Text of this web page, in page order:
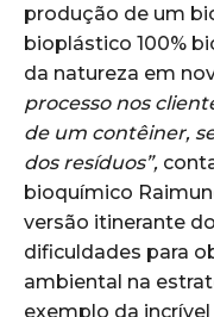
produção de um
bioplástico 100%
da natureza em
processo nos
de um contêiner,
dos resíduos”,
bioquímico
versão itinerante
dificuldades para
ambiental na
exemplo da